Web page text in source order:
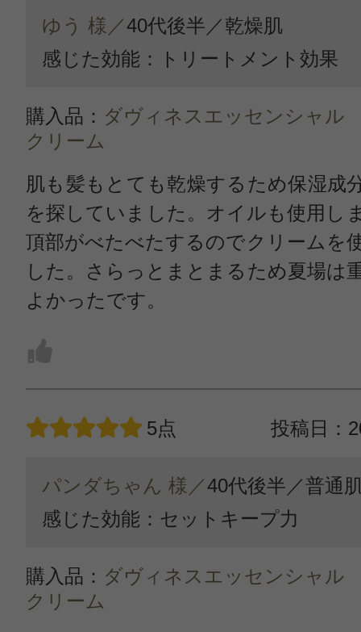
ゆう 様／40代後半／乾燥肌
感じた効能：トリートメント効果
購入品： ダヴィネスエッセンシャ
クリーム
肌も髪もとても乾燥するため保湿成
を探していました。オイルも使用し
頂部がべたべたするのでクリームを
した。さらっとまとまるため夏場は
よかったです。
5点 投稿日：
パンダちゃん 様／40代後半／普通
感じた効能：セットキープ力
購入品： ダヴィネスエッセンシャ
クリーム